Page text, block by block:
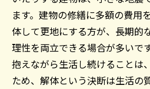
ます。建物の修繕に多額の費用
体して更地にする方が、長期的
理性を両立できる場合が多いで
抱えながら生活し続けることは
ため、解体という決断は生活の